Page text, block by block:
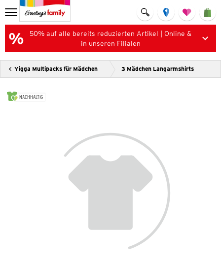
50% auf alle bereits reduzierten Artikel | Online &
in unseren Filialen
Yigga Multipacks für Mädchen 3 Mädchen Langarmshirts
NACHHALTIG